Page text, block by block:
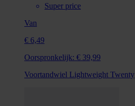
Super price
Van
€ 6,49
Oorspronkelijk: € 39,99
Voortandwiel Lightweight Twenty